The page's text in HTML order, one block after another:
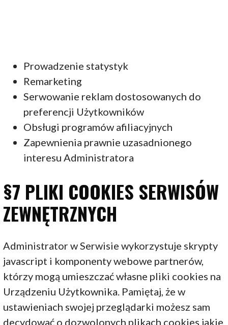
Prowadzenie statystyk
Remarketing
Serwowanie reklam dostosowanych do
preferencji Użytkowników
Obsługi programów afiliacyjnych
Zapewnienia prawnie uzasadnionego
interesu Administratora
§7 PLIKI COOKIES SERWISÓW
ZEWNĘTRZNYCH
Administrator w Serwisie wykorzystuje skrypty
javascript i komponenty webowe partnerów,
którzy mogą umieszczać własne pliki cookies na
Urządzeniu Użytkownika. Pamiętaj, że w
ustawieniach swojej przeglądarki możesz sam
decydować o dozwolonych plikach cookies jakie